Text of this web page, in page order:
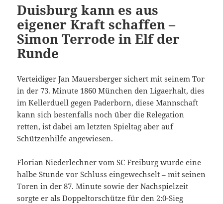
Duisburg kann es aus
eigener Kraft schaffen –
Simon Terrode in Elf der
Runde
Verteidiger Jan Mauersberger sichert mit seinem Tor
in der 73. Minute 1860 München den Ligaerhalt, dies
im Kellerduell gegen Paderborn, diese Mannschaft
kann sich bestenfalls noch über die Relegation
retten, ist dabei am letzten Spieltag aber auf
Schützenhilfe angewiesen.
Florian Niederlechner vom SC Freiburg wurde eine
halbe Stunde vor Schluss eingewechselt – mit seinen
Toren in der 87. Minute sowie der Nachspielzeit
sorgte er als Doppeltorschütze für den 2:0-Sieg